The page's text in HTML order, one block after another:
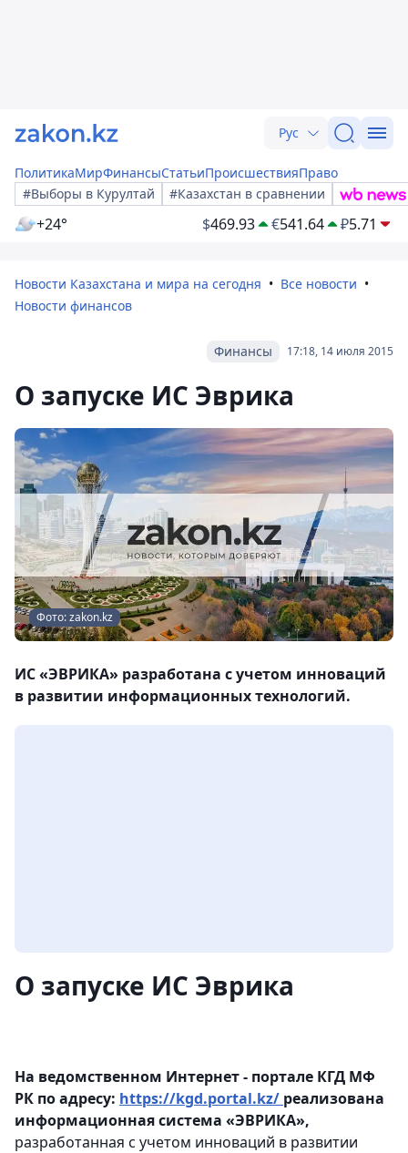
Рус
ПолитикаМирФинансыСтатьиПроисшествияПраво
#Выборы в Курултай
#Казахстан в сравнении
+24° $469.93 €541.64 ₽5.71
Новости Казахстана и мира на сегодня
Все новости
Новости финансов
17:18, 14 июля 2015
Финансы
О запуске ИС Эврика
Фото: zakon.kz
ИС «ЭВРИКА» разработана с учетом инноваций
в развитии информационных технологий.
О запуске ИС Эврика
На ведомственном Интернет - портале КГД МФ
РК по адресу: https://kgd.portal.kz/ реализована
информационная система «ЭВРИКА»,
разработанная с учетом инноваций в развитии